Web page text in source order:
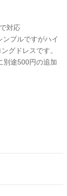
対応
プルですがハイ
グドレスです。
別途500円の追加